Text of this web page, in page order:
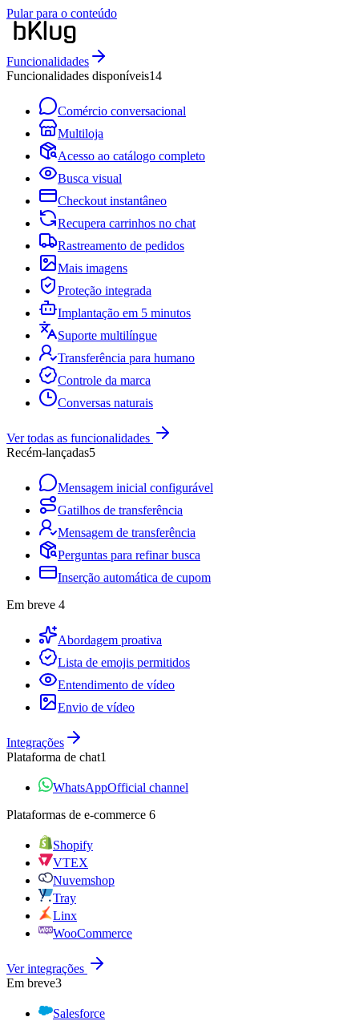
Pular para o conteúdo
Funcionalidades
Funcionalidades disponíveis14
Comércio conversacional
Multiloja
Acesso ao catálogo completo
Busca visual
Checkout instantâneo
Recupera carrinhos no chat
Rastreamento de pedidos
Mais imagens
Proteção integrada
Implantação em 5 minutos
Suporte multilíngue
Transferência para humano
Controle da marca
Conversas naturais
Ver todas as funcionalidades
Recém-lançadas5
Mensagem inicial configurável
Gatilhos de transferência
Mensagem de transferência
Perguntas para refinar busca
Inserção automática de cupom
Em breve 4
Abordagem proativa
Lista de emojis permitidos
Entendimento de vídeo
Envio de vídeo
Integrações
Plataforma de chat1
WhatsAppOfficial channel
Plataformas de e‑commerce 6
Shopify
VTEX
Nuvemshop
Tray
Linx
WooCommerce
Ver integrações
Em breve3
Salesforce